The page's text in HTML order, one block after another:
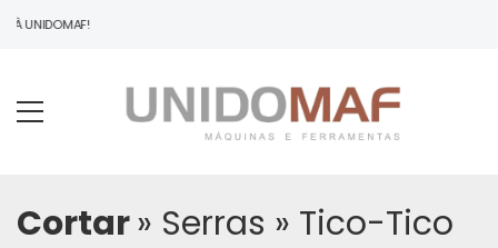
À UNIDOMAF!
Cortar» Serras » Tico-Tico